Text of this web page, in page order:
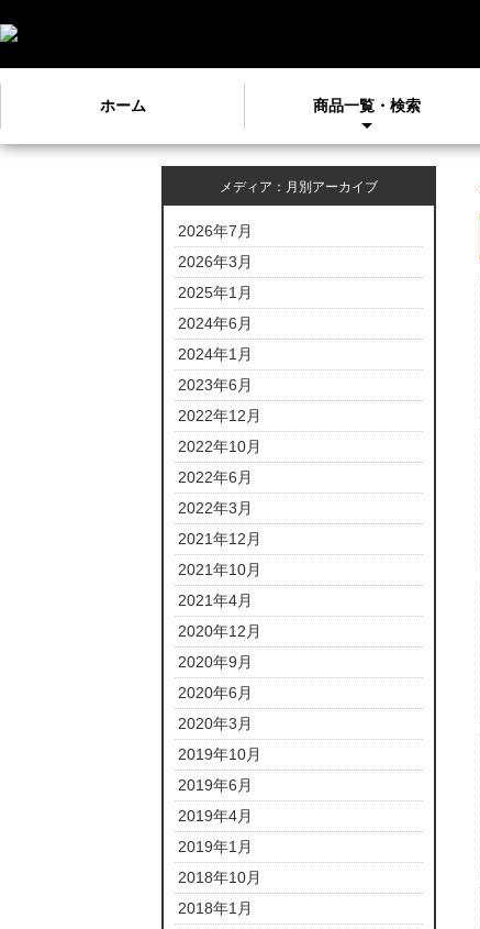
ホーム 商品一覧・検索
メディア：月別アーカイブ
2026年7月
2026年3月
2025年1月
2024年6月
2024年1月
2023年6月
2022年12月
2022年10月
2022年6月
2022年3月
2021年12月
2021年10月
2021年4月
2020年12月
2020年9月
2020年6月
2020年3月
2019年10月
2019年6月
2019年4月
2019年1月
2018年10月
2018年1月